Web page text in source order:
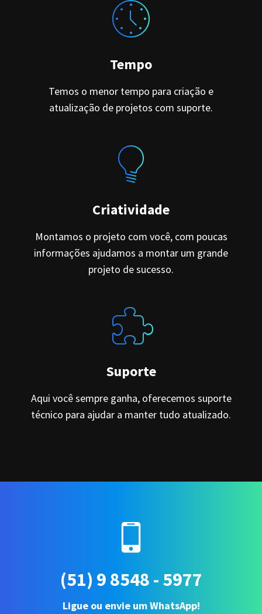
Tempo
Temos o menor tempo para criação e
atualização de projetos com suporte.
Criatividade
Montamos o projeto com você, com poucas
informações ajudamos a montar um grande
projeto de sucesso.
Suporte
Aqui você sempre ganha, oferecemos suporte
técnico para ajudar a manter tudo atualizado.
(51) 9 8548 - 5977
Ligue ou envie um WhatsApp!